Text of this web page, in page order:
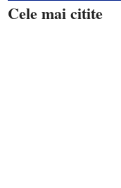
Cele mai citite